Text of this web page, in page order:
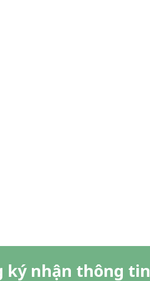
ký nhận thông tin